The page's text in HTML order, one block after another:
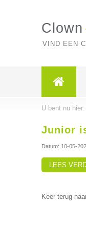
Clown
VIND EEN
U bent nu hier:
Junior
Datum: 10-05-
LEES
Keer terug